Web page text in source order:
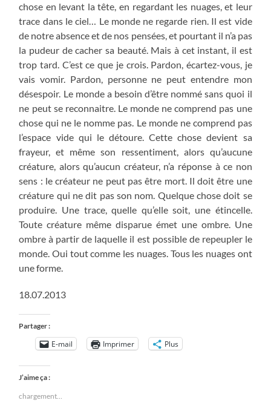
chose en levant la tête, en regardant les nuages, et leur
trace dans le ciel… Le monde ne regarde rien. Il est vide
de notre absence et de nos pensées, et pourtant il n’a pas
la pudeur de cacher sa beauté. Mais à cet instant, il est
trop tard. C’est ce que je crois. Pardon, écartez-vous, je
vais vomir. Pardon, personne ne peut entendre mon
désespoir. Le monde a besoin d’être nommé sans quoi il
ne peut se reconnaitre. Le monde ne comprend pas une
chose qui ne le nomme pas. Le monde ne comprend pas
l’espace vide qui le détoure. Cette chose devient sa
frayeur, et même son ressentiment, alors qu’aucune
créature, alors qu’aucun créateur, n’a réponse à ce non
sens : le créateur ne peut pas être mort. Il doit être une
créature qui ne dit pas son nom. Quelque chose doit se
produire. Une trace, quelle qu’elle soit, une étincelle.
Toute créature même disparue émet une ombre. Une
ombre à partir de laquelle il est possible de repeupler le
monde. Oui tout comme les nuages. Tous les nuages ont
une forme.
18.07.2013
Partager :
E-mail Imprimer Plus
J’aime ça :
chargement…